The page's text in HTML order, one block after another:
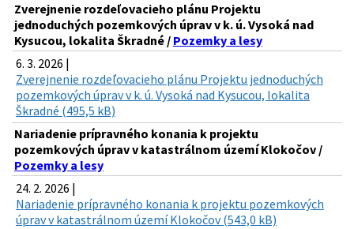
Zverejnenie rozdeľovacieho plánu Projektu
jednoduchých pozemkových úprav v k. ú. Vysoká nad
Kysucou, lokalita Škradné / Pozemky a lesy
6. 3. 2026 |
Zverejnenie rozdeľovacieho plánu Projektu jednoduchých
pozemkových úprav v k. ú. Vysoká nad Kysucou, lokalita
Škradné (495,5 kB)
Nariadenie prípravného konania k projektu
pozemkových úprav v katastrálnom území Klokočov /
Pozemky a lesy
24. 2. 2026 |
Nariadenie prípravného konania k projektu pozemkových
úprav v katastrálnom území Klokočov (543,0 kB)